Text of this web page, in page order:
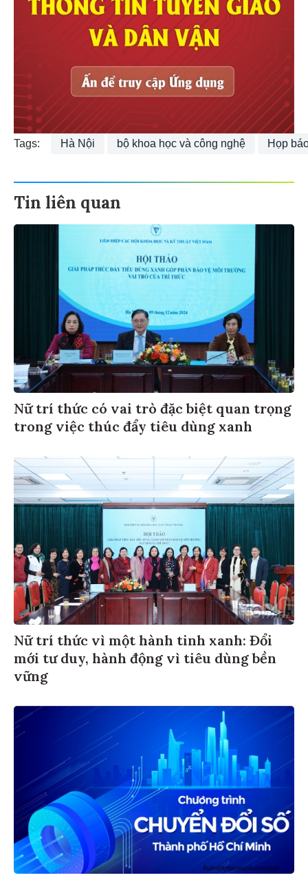
Tags: Hà Nội bộ khoa học và công nghệ Họp
Tin liên quan
Nữ trí thức có vai trò đặc biệt quan trọng
trong việc thúc đẩy tiêu dùng xanh
Nữ trí thức vì một hành tinh xanh: Đổi
mới tư duy, hành động vì tiêu dùng bền
vững